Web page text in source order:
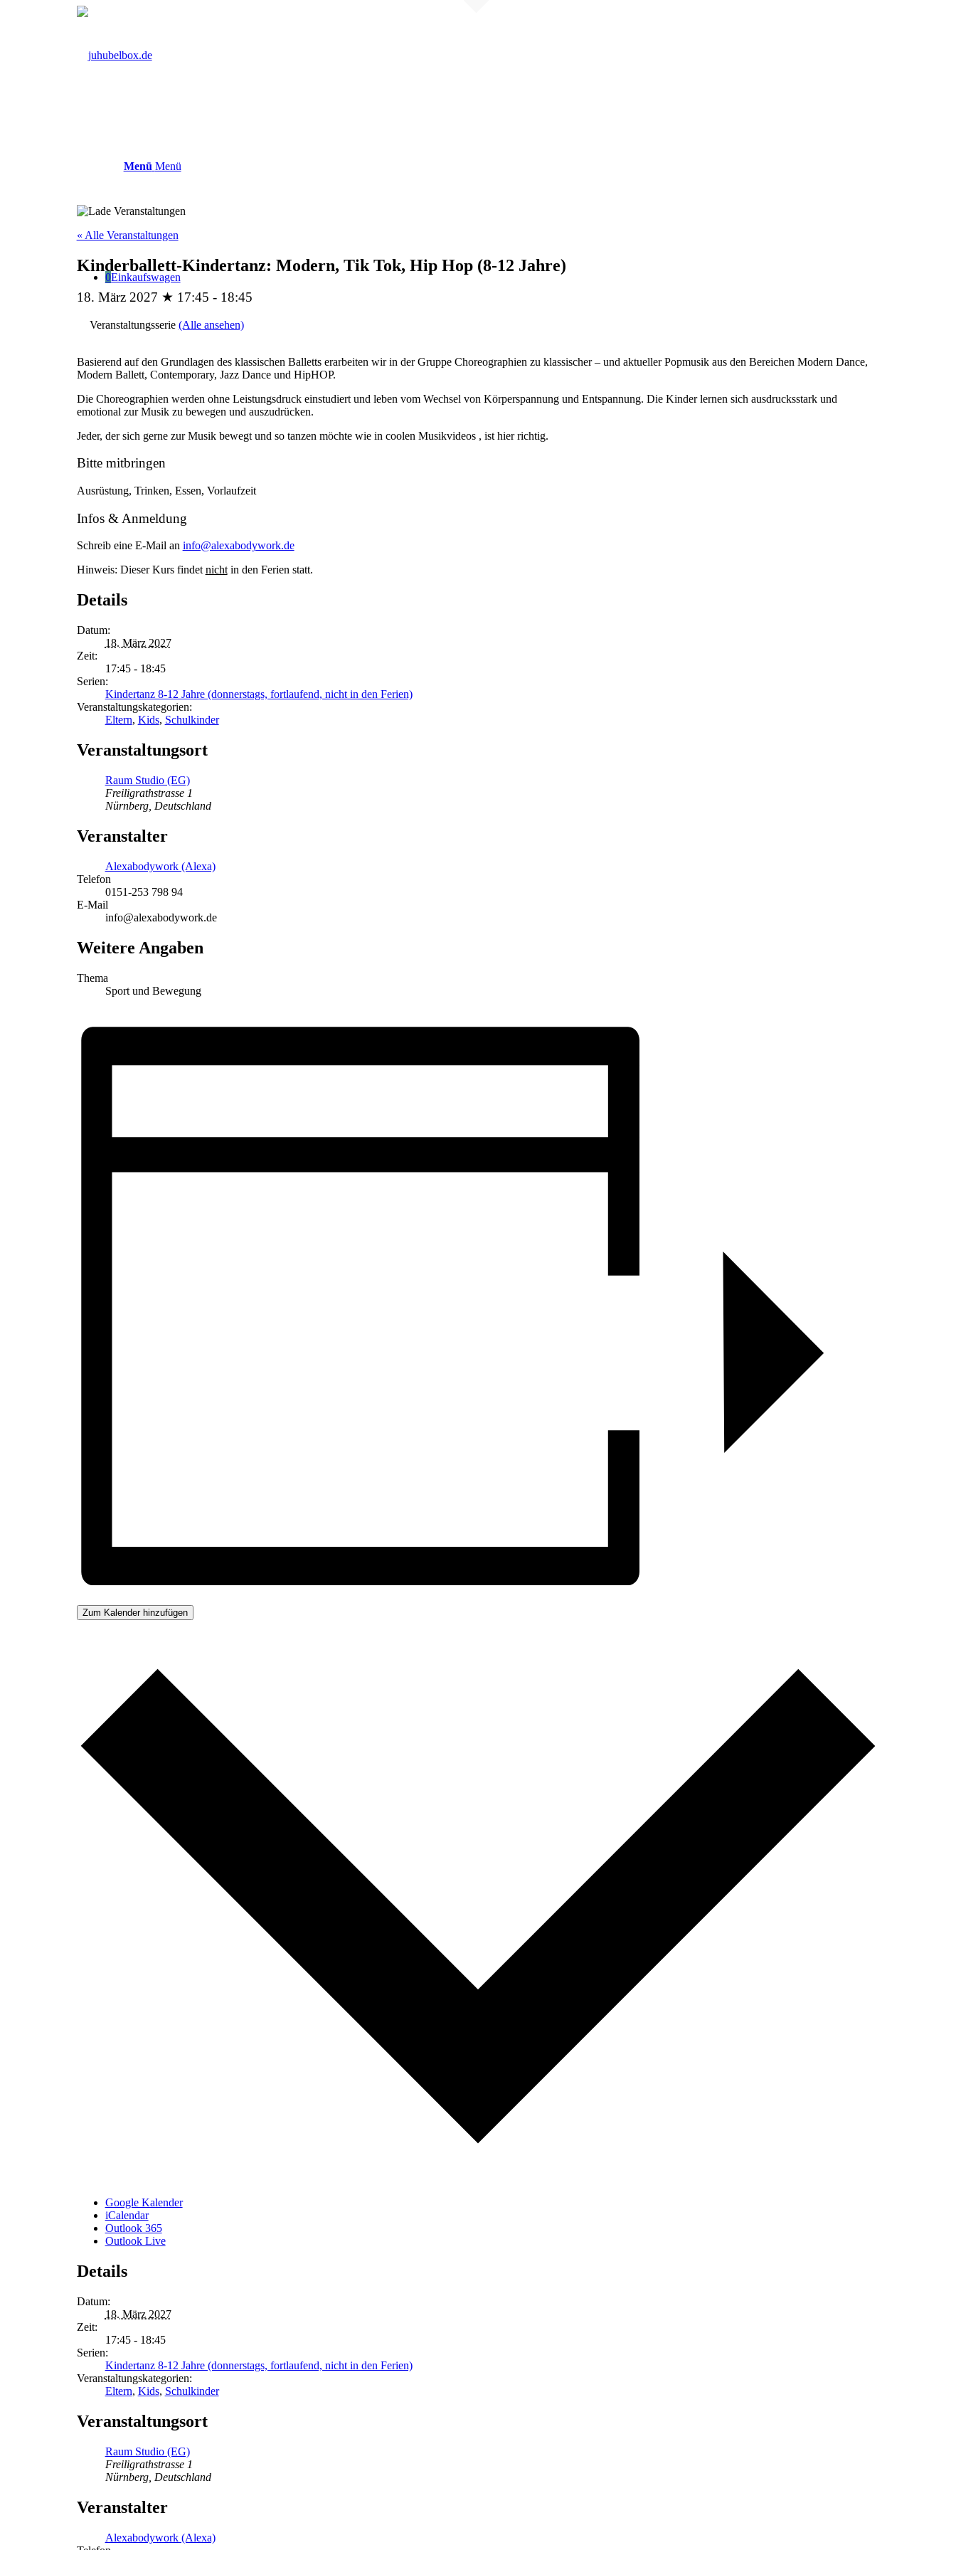
Menü Menü
0Einkaufswagen
« Alle Veranstaltungen
Kinderballett-Kindertanz: Modern, Tik Tok, Hip Hop (8-12 Jahre)
18. März 2027 ★ 17:45 - 18:45
Veranstaltungsserie (Alle ansehen)
Basierend auf den Grundlagen des klassischen Balletts erarbeiten wir in der Gruppe Choreographien zu klassischer – und aktueller Popmusik aus den Bereichen Modern Dance,
Modern Ballett, Contemporary, Jazz Dance und HipHOP.
Die Choreographien werden ohne Leistungsdruck einstudiert und leben vom Wechsel von Körperspannung und Entspannung. Die Kinder lernen sich ausdrucksstark und
emotional zur Musik zu bewegen und auszudrücken.
Jeder, der sich gerne zur Musik bewegt und so tanzen möchte wie in coolen Musikvideos , ist hier richtig.
Bitte mitbringen
Ausrüstung, Trinken, Essen, Vorlaufzeit
Infos & Anmeldung
Schreib eine E-Mail an info@alexabodywork.de
Hinweis: Dieser Kurs findetnichtin den Ferien statt.
Details
Datum:
18. März 2027
Zeit:
17:45 - 18:45
Serien:
Kindertanz 8-12 Jahre (donnerstags, fortlaufend, nicht in den Ferien)
Veranstaltungskategorien:
Eltern, Kids, Schulkinder
Veranstaltungsort
Raum Studio (EG)
Freiligrathstrasse 1
Nürnberg, Deutschland
Veranstalter
Alexabodywork (Alexa)
Telefon
0151-253 798 94
E-Mail
info@alexabodywork.de
Weitere Angaben
Thema
Sport und Bewegung
Zum Kalender hinzufügen
Google Kalender
iCalendar
Outlook 365
Outlook Live
Details
Datum:
18. März 2027
Zeit:
17:45 - 18:45
Serien:
Kindertanz 8-12 Jahre (donnerstags, fortlaufend, nicht in den Ferien)
Veranstaltungskategorien:
Eltern, Kids, Schulkinder
Veranstaltungsort
Raum Studio (EG)
Freiligrathstrasse 1
Nürnberg, Deutschland
Veranstalter
Alexabodywork (Alexa)